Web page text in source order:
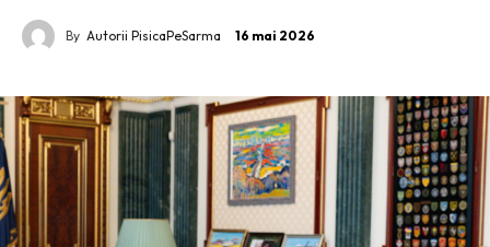
By Autorii PisicaPeSarma 16 mai 2026